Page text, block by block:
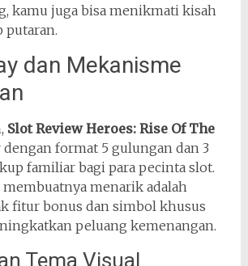
kamu juga bisa menikmati kisah
putaran.
dan Mekanisme
Slot Review Heroes: Rise Of The
format 5 gulungan dan 3
familiar bagi para pecinta slot.
membuatnya menarik adalah
fitur bonus dan simbol khusus
peluang kemenangan.
Tema Visual